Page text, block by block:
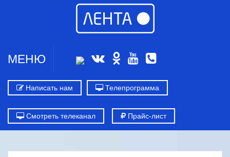
МЕНЮ
Написать нам Телепрограмма
Смотреть телеканал Прайс-лист